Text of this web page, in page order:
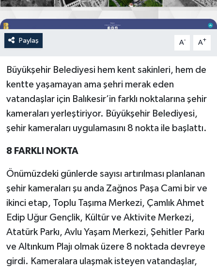
Paylaş A- A+
Büyükşehir Belediyesi hem kent sakinleri, hem de
kentte yaşamayan ama şehri merak eden
vatandaşlar için Balıkesir’in farklı noktalarına şehir
kameraları yerleştiriyor. Büyükşehir Belediyesi,
şehir kameraları uygulamasını 8 nokta ile başlattı.
8 FARKLI NOKTA
Önümüzdeki günlerde sayısı artırılması planlanan
şehir kameraları şu anda Zağnos Paşa Cami bir ve
ikinci etap, Toplu Taşıma Merkezi, Çamlık Ahmet
Edip Uğur Gençlik, Kültür ve Aktivite Merkezi,
Atatürk Parkı, Avlu Yaşam Merkezi, Şehitler Parkı
ve Altınkum Plajı olmak üzere 8 noktada devreye
girdi. Kameralara ulaşmak isteyen vatandaşlar,